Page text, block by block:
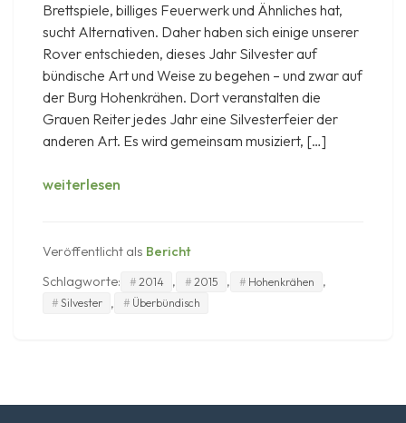
Brettspiele, billiges Feuerwerk und Ähnliches hat,
sucht Alternativen. Daher haben sich einige unserer
Rover entschieden, dieses Jahr Silvester auf
bündische Art und Weise zu begehen – und zwar auf
der Burg Hohenkrähen. Dort veranstalten die
Grauen Reiter jedes Jahr eine Silvesterfeier der
anderen Art. Es wird gemeinsam musiziert, […]
weiterlesen
Veröffentlicht als Bericht
Schlagworte:
2014 , 2015 , Hohenkrähen ,
Silvester , Überbündisch